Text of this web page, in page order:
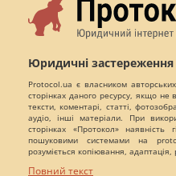
Юридичні застереження
Protocol.ua є власником
сторінках даного ресурсу, якщо не
тексти, коментарі, статті,
аудіо, інші матеріали. При
сторінках «Протокол» наявність
пошуковими системами на
розуміється копіювання,
Повний текст